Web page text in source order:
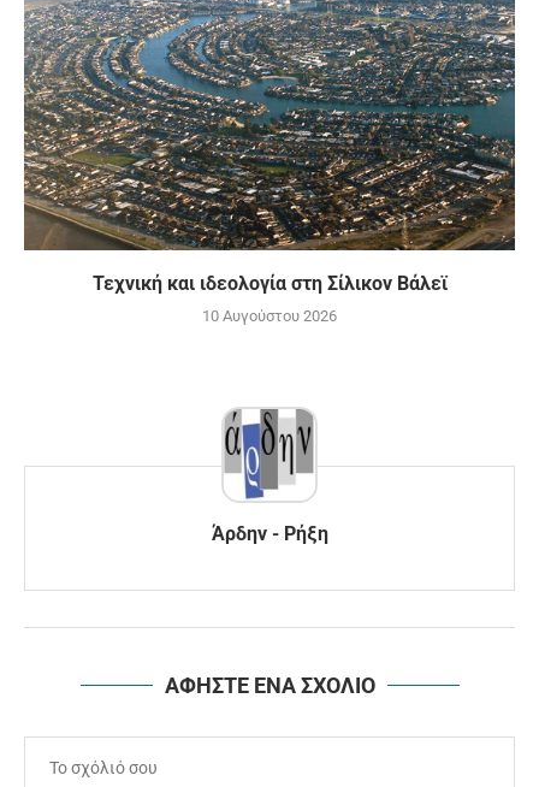
Τεχνική και ιδεολογία στη Σίλικον Βάλεϊ
10 Αυγούστου 2026
Άρδην - Ρήξη
ΑΦΗΣΤΕ ΕΝΑ ΣΧΟΛΙΟ